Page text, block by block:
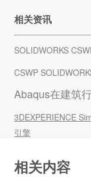
相关资讯
SOLIDWORKS
CSWP
Abaqus在建筑
3DEXPERIENCE
引擎
相关内容